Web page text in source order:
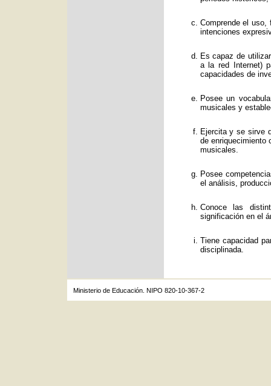
Comprende el
intenciones
Es capaz de
a la red Internet)
capacidades de
Posee un
musicales y
Ejercita y se sirve
de enriquecimiento
musicales.
Posee
el análisis,
Conoce las
significación en el
Tiene capacidad
disciplinada.
Ministerio de Educación. NIPO 820-10-367-2